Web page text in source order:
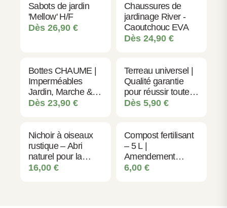
Sabots de jardin
'Mellow' H/F
Dès 26,90 €
Chaussures de
jardinage River -
Caoutchouc EVA
Dès 24,90 €
Bottes CHAUME |
Imperméables
Jardin, Marche &
Bêchage
Dès 23,90 €
Terreau universel |
Qualité garantie
pour réussir toutes
les plantations
Dès 5,90 €
Nichoir à oiseaux
rustique – Abri
naturel pour la
nidification
16,00 €
Compost fertilisant
– 5 L |
Amendement
organique naturel
6,00 €